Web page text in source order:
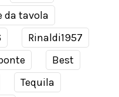
da tavola
Rinaldi1957
Best
Tequila